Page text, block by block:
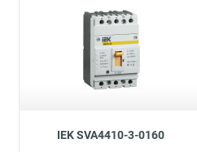
IEK SVA4410-3-0160